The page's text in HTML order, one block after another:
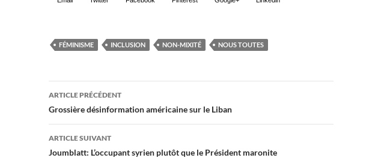
FÉMINISME INCLUSION NON-MIXITÉ NOUS TOUTES
Navigation
des
articles
ARTICLE PRÉCÉDENT
Grossière désinformation américaine sur le Liban
ARTICLE SUIVANT
Joumblatt: L’occupant syrien plutôt que le Président maronite